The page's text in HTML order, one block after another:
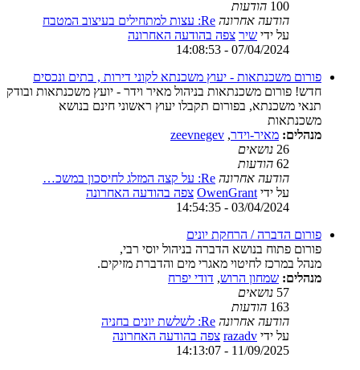
100 הודעות
הודעה אחרונה Re: עצות למתחילים בעיצוב המטבח
על ידי שיר צפה בהודעה האחרונה
07/04/2024 - 14:08:53
פורום משכנתאות - יעוץ משכנתא לקוני דירות , בתים ונכסים
חדש! פורום משכנתאות בניהול מאיר וידר - יועץ משכנתאות ובודק
תנאי משכנתא, בפורום תקבלו יעוץ ראשוני חינם בנושא
משכנתאות
מנהלים: מאיר-וידר,
zeevnegev
26 נושאים
62 הודעות
הודעה אחרונה Re: על קצה המזלג לחיסכון במשכ…
על ידיOwenGrant צפה בהודעה האחרונה
03/04/2024 - 14:54:35
פורום הדברה / הרחקת יונים
פורום פתוח בנושא הדברה בניהול יוסי רבי,
מנהל במרכז לחיטוי מאגרי מים והדברת מזיקים.
מנהלים: שמחון הרוש, דודי יפרח
57 נושאים
163 הודעות
הודעה אחרונה Re: לשלשת יונים בחניה
על ידי razadv צפה בהודעה האחרונה
11/09/2025 - 14:13:07